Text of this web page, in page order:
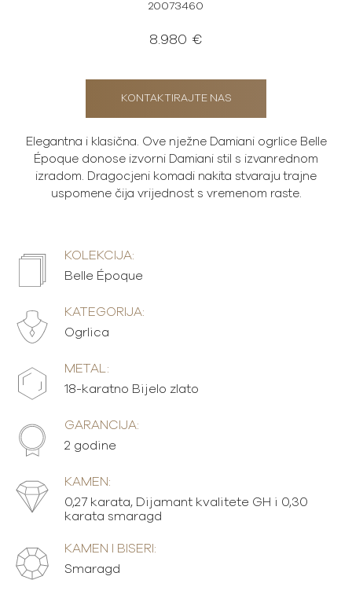
20073460
8.980 €
KONTAKTIRAJTE NAS
Elegantna i klasična. Ove nježne Damiani ogrlice Belle
Époque donose izvorni Damiani stil s izvanrednom
izradom. Dragocjeni komadi nakita stvaraju trajne
uspomene čija vrijednost s vremenom raste.
KOLEKCIJA:
Belle Époque
KATEGORIJA:
Ogrlica
METAL:
18-karatno Bijelo zlato
GARANCIJA:
2 godine
KAMEN:
0,27 karata, Dijamant kvalitete GH i 0,30
karata smaragd
KAMEN I BISERI:
Smaragd